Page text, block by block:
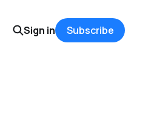
Sign in Subscribe